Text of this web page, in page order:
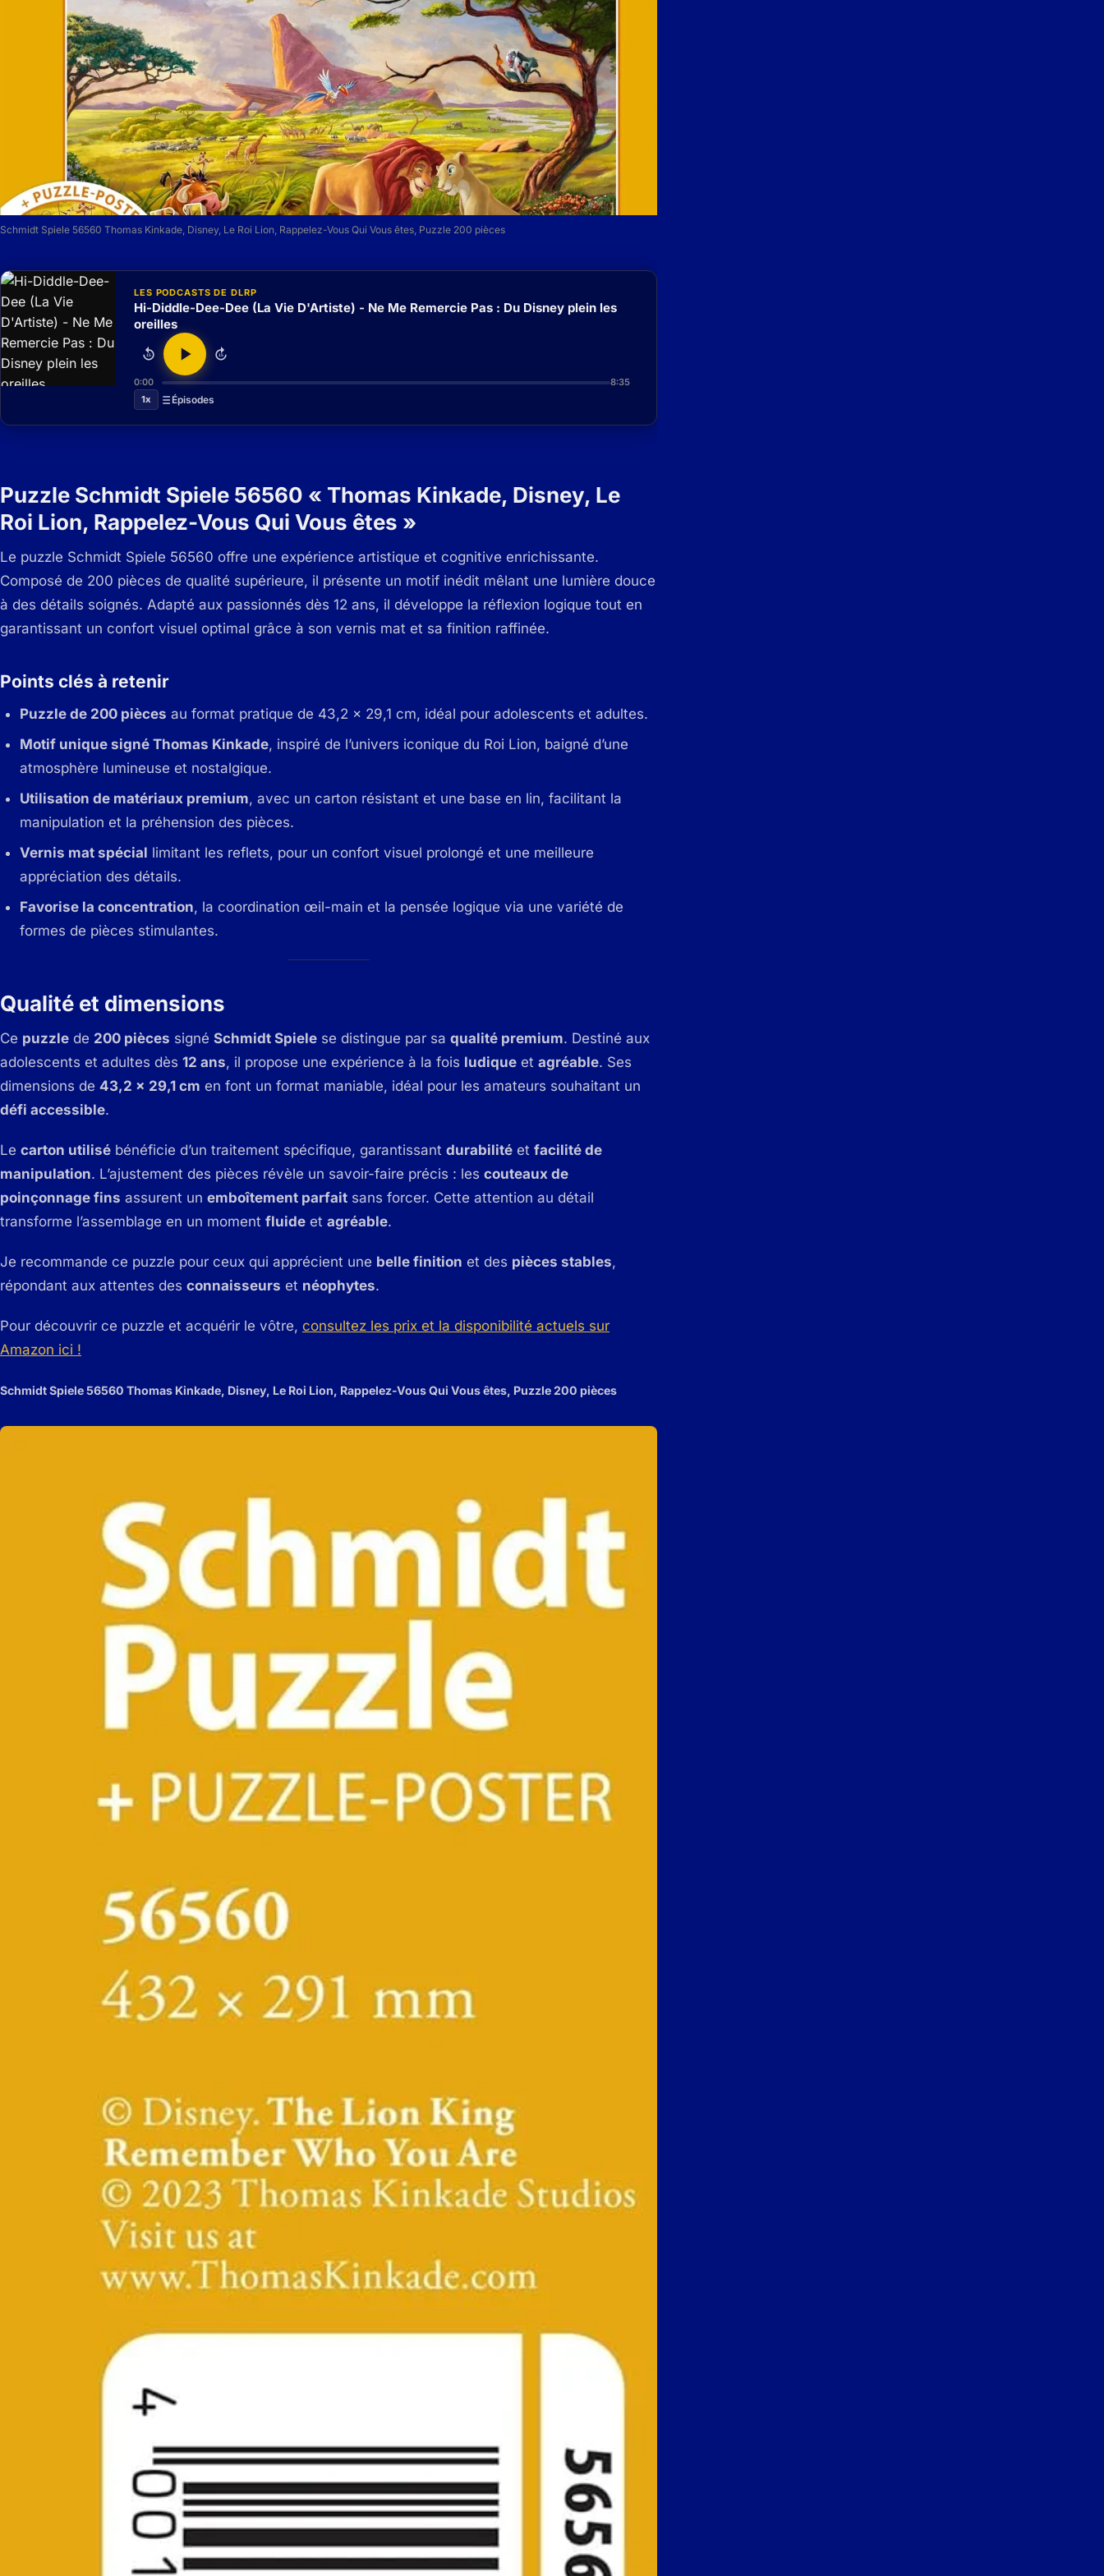
Schmidt Spiele 56560 Thomas Kinkade, Disney, Le Roi Lion, Rappelez-Vous Qui Vous êtes, Puzzle 200 pièces
LES PODCASTS DE DLRP
Hi-Diddle-Dee-Dee (La Vie D'Artiste) - Ne Me Remercie Pas : Du Disney plein les
oreilles
15 15
0:00
8:35
1x
Épisodes
Puzzle Schmidt Spiele 56560 « Thomas Kinkade, Disney, Le
Roi Lion, Rappelez-Vous Qui Vous êtes »
Le puzzle Schmidt Spiele 56560 offre une expérience artistique et cognitive enrichissante.
Composé de 200 pièces de qualité supérieure, il présente un motif inédit mêlant une lumière douce
à des détails soignés. Adapté aux passionnés dès 12 ans, il développe la réflexion logique tout en
garantissant un confort visuel optimal grâce à son vernis mat et sa finition raffinée.
Points clés à retenir
Puzzle de 200 pièces au format pratique de 43,2 x 29,1 cm, idéal pour adolescents et adultes.
Motif unique signé Thomas Kinkade, inspiré de l’univers iconique du Roi Lion, baigné d’une
atmosphère lumineuse et nostalgique.
Utilisation de matériaux premium, avec un carton résistant et une base en lin, facilitant la
manipulation et la préhension des pièces.
Vernis mat spécial limitant les reflets, pour un confort visuel prolongé et une meilleure
appréciation des détails.
Favorise la concentration, la coordination œil-main et la pensée logique via une variété de
formes de pièces stimulantes.
Qualité et dimensions
Ce puzzle de 200 pièces signé Schmidt Spiele se distingue par sa qualité premium. Destiné aux
adolescents et adultes dès 12 ans, il propose une expérience à la fois ludique et agréable. Ses
dimensions de 43,2 x 29,1 cm en font un format maniable, idéal pour les amateurs souhaitant un
défi accessible.
Le carton utilisé bénéficie d’un traitement spécifique, garantissant durabilité et facilité de
manipulation. L’ajustement des pièces révèle un savoir-faire précis : les couteaux de
poinçonnage fins assurent un emboîtement parfait sans forcer. Cette attention au détail
transforme l’assemblage en un moment fluide et agréable.
Je recommande ce puzzle pour ceux qui apprécient une belle finition et des pièces stables,
répondant aux attentes des connaisseurs et néophytes.
Pour découvrir ce puzzle et acquérir le vôtre, consultez les prix et la disponibilité actuels sur
Amazon ici !
Schmidt Spiele 56560 Thomas Kinkade, Disney, Le Roi Lion, Rappelez-Vous Qui Vous êtes, Puzzle 200 pièces